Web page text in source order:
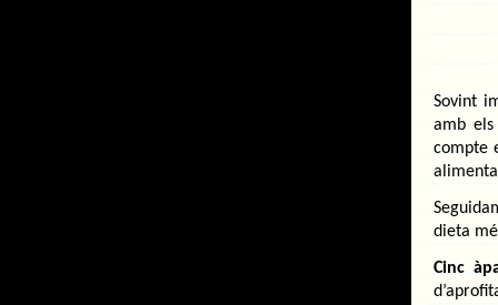
Sovint
amb
compte
dieta
Cinc